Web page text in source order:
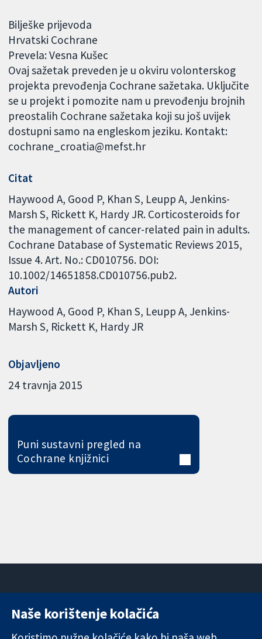
Bilješke prijevoda
Hrvatski Cochrane
Prevela: Vesna Kušec
Ovaj sažetak preveden je u okviru volonterskog
projekta prevođenja Cochrane sažetaka. Uključite
se u projekt i pomozite nam u prevođenju brojnih
preostalih Cochrane sažetaka koji su još uvijek
dostupni samo na engleskom jeziku. Kontakt:
cochrane_croatia@mefst.hr
Citat
Haywood A, Good P, Khan S, Leupp A, Jenkins-
Marsh S, Rickett K, Hardy JR. Corticosteroids for
the management of cancer-related pain in adults.
Cochrane Database of Systematic Reviews 2015,
Issue 4. Art. No.: CD010756. DOI:
10.1002/14651858.CD010756.pub2.
Autori
Haywood A Good P Khan S Leupp A Jenkins-
Marsh S Rickett K Hardy JR
Objavljeno
24 travnja 2015
Puni sustavni pregled na
Cochrane knjižnici
11-13 Cavendish
Naše korištenje kolačića